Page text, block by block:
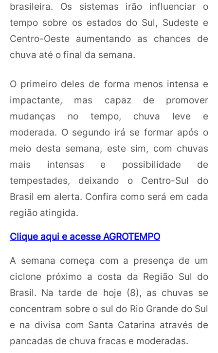
brasileira. Os sistemas irão influenciar o
tempo sobre os estados do Sul, Sudeste e
Centro-Oeste aumentando as chances de
chuva até o final da semana.
O primeiro deles de forma menos intensa e
impactante, mas capaz de promover
mudanças no tempo, chuva leve e
moderada. O segundo irá se formar após o
meio desta semana, este sim, com chuvas
mais intensas e possibilidade de
tempestades, deixando o Centro-Sul do
Brasil em alerta. Confira como será em cada
região atingida.
Clique aqui e acesse AGROTEMPO
A semana começa com a presença de um
ciclone próximo a costa da Região Sul do
Brasil. Na tarde de hoje (8), as chuvas se
concentram sobre o sul do Rio Grande do Sul
e na divisa com Santa Catarina através de
pancadas de chuva fracas e moderadas.